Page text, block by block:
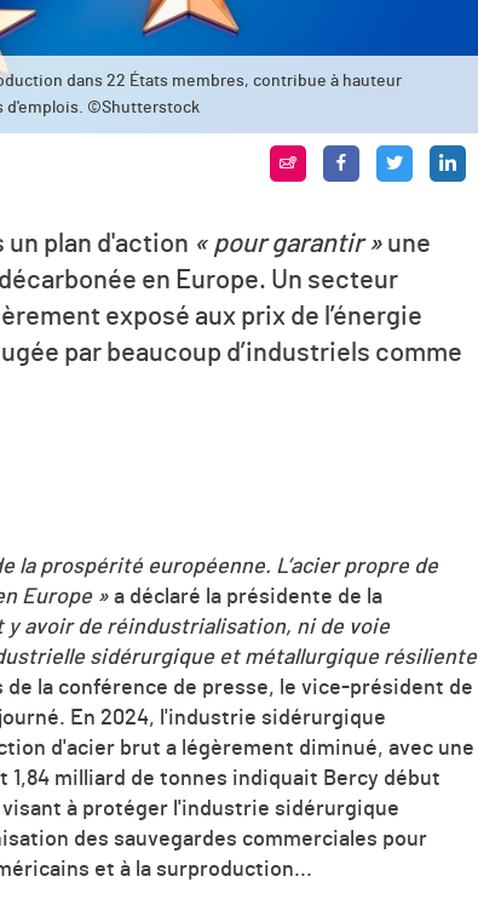
dans 22 États membres, contribue à hauteur
d'emplois. ©Shutterstock
un plan d'action « pour garantir » une
en Europe. Un secteur
exposé aux prix de l’énergie
par beaucoup d’industriels comme
la prospérité européenne. L’acier propre de
Europe » a déclaré la présidente de la
y avoir de réindustrialisation, ni de voie
sidérurgique et métallurgique résiliente
de la conférence de presse, le vice-président de
En 2024, l'industrie sidérurgique
d'acier brut a légèrement diminué, avec une
1,84 milliard de tonnes indiquait Bercy début
visant à protéger l'industrie sidérurgique
des sauvegardes commerciales pour
et à la surproduction...